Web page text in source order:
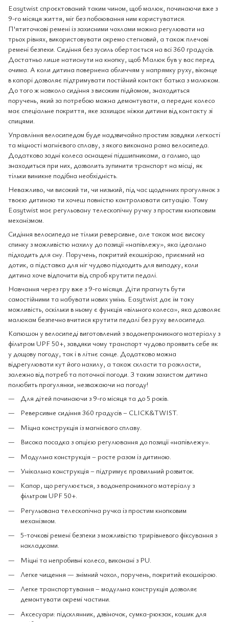
Easytwist спроєктований таким чином, щоб малюк, починаючи вже з
9-го місяця життя, міг без побоювання ним користуватися.
П'ятиточкові ремені із захисними чохлами можна регулювати на
трьох рівнях, використовувати окремо стегновий, а також плечові
ремені безпеки. Сидіння без зусиль обертається на всі 360 градусів.
Достатньо лише натиснути на кнопку, щоб Малюк був у вас перед
очима. А коли дитина повернена обличчям у напрямку руху, віконце
в капорі дозволяє підтримувати постійний контакт батька з малюком.
До того ж навколо сидіння з високим підйомом, знаходиться
поручень, який за потребою можна демонтувати, а переднє колесо
має спеціальне покриття, яке захищає ніжки дитини від контакту зі
спицями.
Управління велосипедом буде надзвичайно простим завдяки легкості
та міцності магнієвого сплаву, з якого виконана рама велосипеда.
Додатково задні колеса оснащені підшипниками, а гальмо, що
знаходиться при них, дозволить зупинити транспорт на місці, як
тільки виникне подібна необхідність.
Неважливо, чи високий ти, чи низький, під час щоденних прогулянок з
твоєю дитиною ти хочеш повністю контролювати ситуацію. Тому
Easytwist має регульовану телескопічну ручку з простим кнопковим
механізмом.
Сидіння велосипеда не тільки реверсивне, але також має високу
спинку з можливістю нахилу до позиції «напівлежу», яка ідеально
підходить для сну. Поручень, покритий екошкірою, приємний на
дотик, а підставка для ніг чудово підходить для випадку, коли
дитина хоче відпочити від спроб крутити педалі.
Навчання через гру вже з 9-го місяця. Діти прагнуть бути
самостійними та набувати нових умінь. Easytwist дає їм таку
можливість, оскільки в ньому є функція «вільного колеса», яка дозволяє
малюкам безпечно вчитися крутити педалі без руху велосипеда.
Капюшон у велосипеді виготовлений з водонепроникного матеріалу з
фільтром UPF 50+, завдяки чому транспорт чудово проявить себе як
у дощову погоду, так і в літнє сонце. Додатково можна
відрегулювати кут його нахилу, а також скласти та розкласти,
залежно від потреб та поточної погоди. З таким захистом дитина
полюбить прогулянки, незважаючи на погоду!
Для дітей починаючи з 9-го місяця та до 5 років.
Реверсивне сидіння 360 градусів – CLICK&TWIST.
Міцна конструкція із магнієвого сплаву.
Висока посадка з опцією регулювання до позиції «напівлежу».
Модульна конструкція – росте разом із дитиною.
Унікальна конструкція – підтримує правильний розвиток.
Капор, що регулюється, з водонепроникного матеріалу з
фільтром UPF 50+.
Регульована телескопічна ручка із простим кнопковим
механізмом.
5-точкові ремені безпеки з можливістю трирівневого фіксування з
накладками.
Міцні та непробивні колеса, виконані з PU.
Легке чищення — знімний чохол, поручень, покритий екошкірою.
Легке транспортування – модульна конструкція дозволяє
демонтувати окремі частини.
Аксесуари: підсклянник, дзвіночок, сумка-рюкзак, кошик для